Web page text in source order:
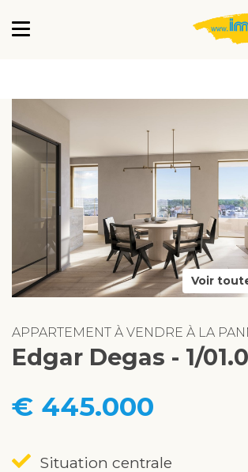
Voir
APPARTEMENT À VENDRE À LA
Edgar Degas - 1/
€ 445.000
Situation centrale